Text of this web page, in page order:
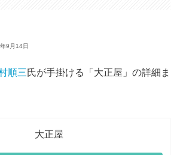
9月14日
順三氏が手掛ける「大正屋」の詳細ま
大正屋